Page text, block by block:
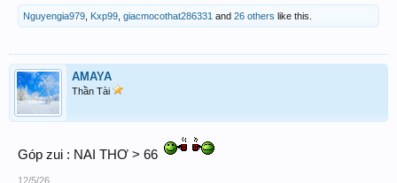
Nguyengia979 Kxp99 giacmocothat286331 and 26 others like this.
AMAYA
Thần Tài
Góp zui : NAI THƠ > 66
12/5/26